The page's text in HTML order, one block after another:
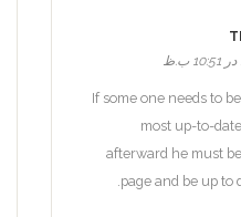
If some one needs to
most up-to-
afterward he must
page and be up to